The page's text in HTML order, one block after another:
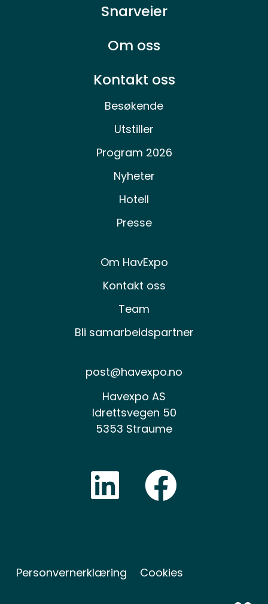
Snarveier
Om oss
Kontakt oss
Besøkende
Utstiller
Program 2026
Nyheter
Hotell
Presse
Om HavExpo
Kontakt oss
Team
Bli samarbeidspartner
post@havexpo.no
Havexpo AS
Idrettsvegen 50
5353 Straume
Personvernerklæring Cookies